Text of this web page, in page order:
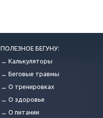
ПОЛЕЗНОЕ БЕГУНУ:
→ Калькуляторы
→ Беговые травмы
→ О тренировках
→ О здоровье
→ О питании